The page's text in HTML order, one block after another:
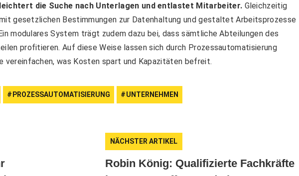
die Suche nach Unterlagen und entlastet Mitarbeiter. Gleichzeitig
gesetzlichen Bestimmungen zur Datenhaltung und gestaltet Arbeitsprozesse
modulares System trägt zudem dazu bei, dass sämtliche Abteilungen des
profitieren. Auf diese Weise lassen sich durch Prozessautomatisierung
vereinfachen, was Kosten spart und Kapazitäten befreit.
PROZESSAUTOMATISIERUNG UNTERNEHMEN
NÄCHSTER ARTIKEL
Robin König: Qualifizierte Fachkräfte